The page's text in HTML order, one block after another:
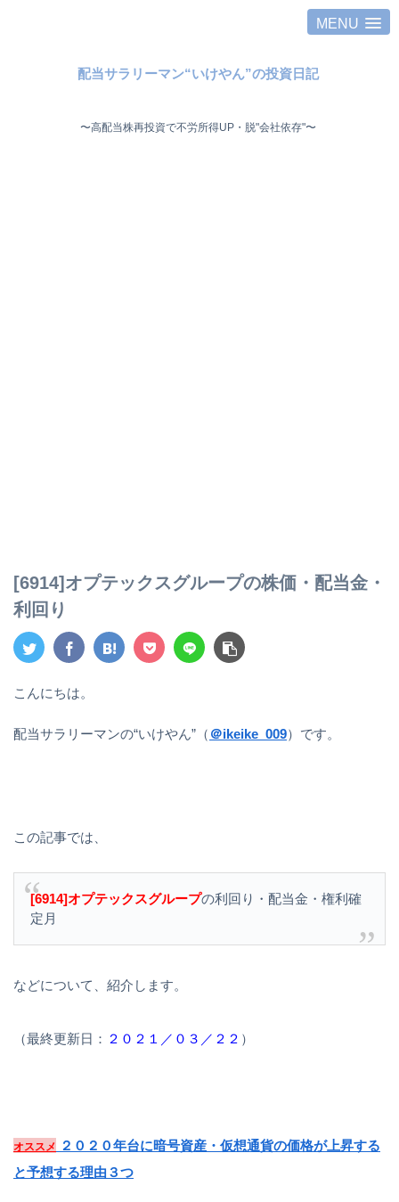
MENU
配当サラリーマン“いけやん”の投資日記 ​
〜高配当株再投資で不労所得UP・脱"会社依存"〜 ​
[6914]オプテックスグループの株価・配当金・
利回り
こんにちは。
配当サラリーマンの“いけやん”（ ＠ikeike_009）です。
この記事では、
[6914]オプテックスグループの利回り・配当金・権利確
定月
などについて、紹介します。
（最終更新日： ２０２１／０３／２２ ）
オススメ
２０２０年台に暗号資産・仮想通貨の価格が上昇する
と予想する理由３つ